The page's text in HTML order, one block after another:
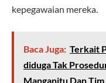
kepegawaian mereka.
Baca Juga: Terkait
diduga Tak
Manganitu Dan